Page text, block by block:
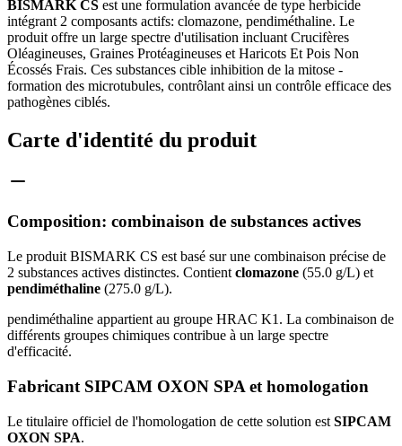
BISMARK CS est une formulation avancée de type herbicide
intégrant 2 composants actifs: clomazone, pendiméthaline. Le
produit offre un large spectre d'utilisation incluant Crucifères
Oléagineuses, Graines Protéagineuses et Haricots Et Pois Non
Écossés Frais. Ces substances cible inhibition de la mitose -
formation des microtubules, contrôlant ainsi un contrôle efficace des
pathogènes ciblés.
Carte d'identité du produit
Composition: combinaison de substances actives
Le produit BISMARK CS est basé sur une combinaison précise de
2 substances actives distinctes. Contient clomazone (55.0 g/L) et
pendiméthaline (275.0 g/L).
pendiméthaline appartient au groupe HRAC K1. La combinaison de
différents groupes chimiques contribue à un large spectre
d'efficacité.
Fabricant SIPCAM OXON SPA et homologation
Le titulaire officiel de l'homologation de cette solution est SIPCAM
OXON SPA.